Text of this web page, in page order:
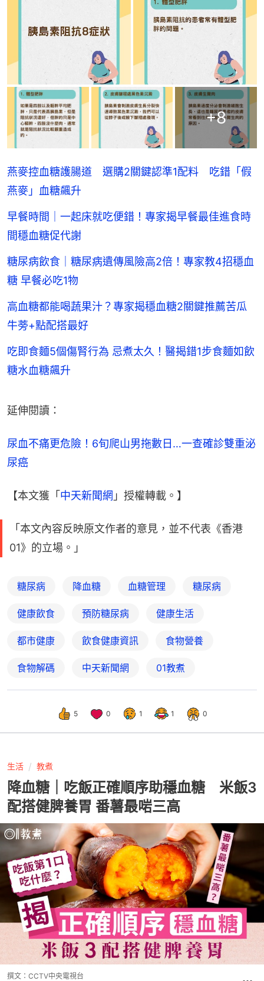
+8
燕麥控血糖護腸道 選購2關鍵認準1配料 吃錯「假
燕麥」血糖飆升
早餐時間｜一起床就吃便錯！專家揭早餐最佳進食時
間穩血糖促代謝
糖尿病飲食｜糖尿病遺傳風險高2倍！專家教4招穩血
糖 早餐必吃1物
高血糖都能喝蔬果汁？專家揭穩血糖2關鍵推薦苦瓜
牛蒡+點配搭最好
吃即食麵5個傷腎行為 忌煮太久！醫揭錯1步食麵如飲
糖水血糖飆升
延伸閱讀：
尿血不痛更危險！6旬爬山男拖數日…一查確診雙重泌
尿癌
【本文獲「 中天新聞網 」授權轉載。】
「本文內容反映原文作者的意見，並不代表《香港
01》的立場。」
糖尿病 降血糖 血糖管理 糖尿病
健康飲食 預防糖尿病 健康生活
都市健康 飲食健康資訊 食物營養
食物解碼 中天新聞網 01教煮
5 0 1 1 0
生活 教煮
降血糖｜吃飯正確順序助穩血糖 米飯3
配搭健脾養胃 番薯最啱三高
撰文： CCTV中央電視台